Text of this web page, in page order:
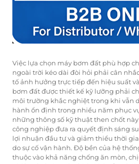
Việc lựa chọn máy bơm đất phù hợp
ngoài trời kéo dài đòi hỏi phải cân
tố ảnh hưởng trực tiếp đến hiệu suất
bơm đất được thiết kế kỹ lưỡng phải
môi trường khắc nghiệt trong khi vẫn
hành ổn định trong nhiều năm phục
những thông số kỹ thuật then chốt
công nghiệp đưa ra quyết định sáng
lợi nhuận đầu tư và giảm thiểu thời
do sự cố vận hành. Độ bền của hệ
thuộc vào khả năng chống ăn mòn,